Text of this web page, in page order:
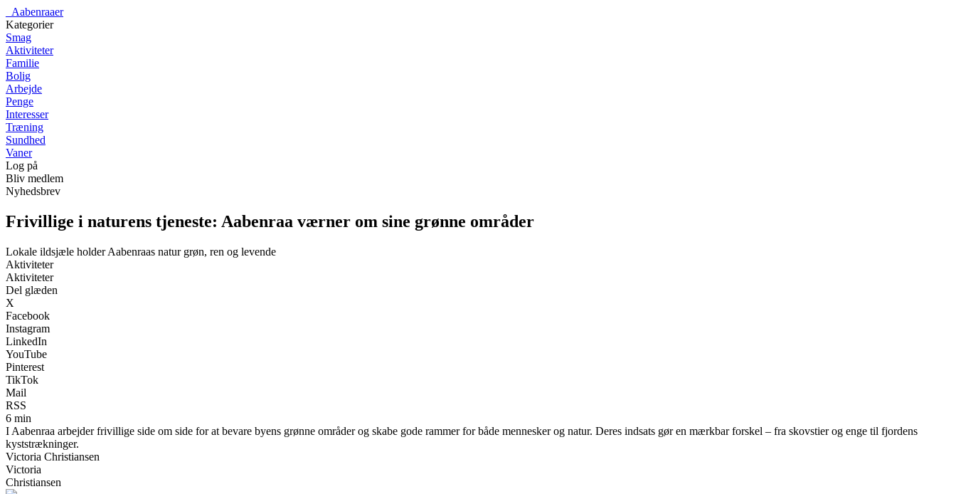
Aabenraaer
Kategorier
Smag
Aktiviteter
Familie
Bolig
Arbejde
Penge
Interesser
Træning
Sundhed
Vaner
Log på
Bliv medlem
Nyhedsbrev
Frivillige i naturens tjeneste: Aabenraa værner om sine grønne områder
Lokale ildsjæle holder Aabenraas natur grøn, ren og levende
Aktiviteter
Aktiviteter
Del glæden
X
Facebook
Instagram
LinkedIn
YouTube
Pinterest
TikTok
Mail
RSS
6 min
I Aabenraa arbejder frivillige side om side for at bevare byens grønne områder og skabe gode rammer for både mennesker og natur. Deres indsats gør en mærkbar forskel – fra skovstier og enge til fjordens
kyststrækninger.
Victoria Christiansen
Victoria
Christiansen